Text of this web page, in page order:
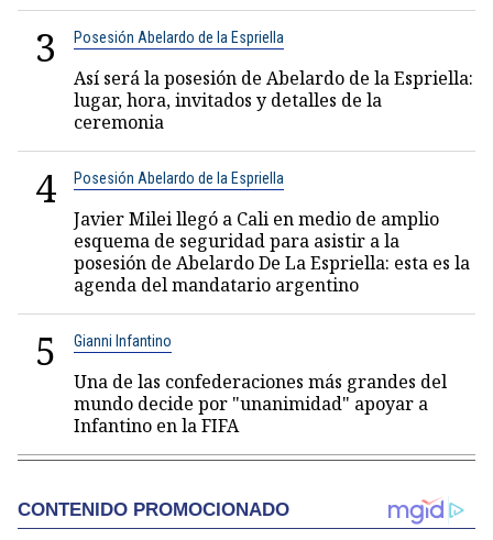
3 Posesión Abelardo de la Espriella
Así será la posesión de Abelardo de la Espriella:
lugar, hora, invitados y detalles de la
ceremonia
4 Posesión Abelardo de la Espriella
Javier Milei llegó a Cali en medio de amplio
esquema de seguridad para asistir a la
posesión de Abelardo De La Espriella: esta es la
agenda del mandatario argentino
5 Gianni Infantino
Una de las confederaciones más grandes del
mundo decide por "unanimidad" apoyar a
Infantino en la FIFA